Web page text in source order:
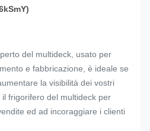
del multideck, usato per
e fabbricazione, è ideale se
la visibilità dei vostri
frigorifero del multideck per
ed ad incoraggiare i clienti